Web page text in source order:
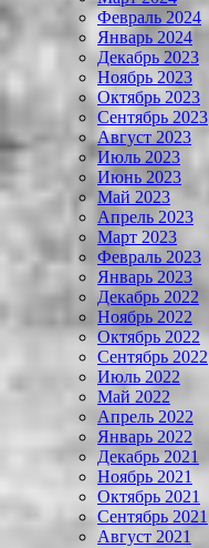
Февраль 2024
Январь 2024
Декабрь 2023
Ноябрь 2023
Октябрь 2023
Сентябрь 2023
Август 2023
Июль 2023
Июнь 2023
Май 2023
Апрель 2023
Март 2023
Февраль 2023
Январь 2023
Декабрь 2022
Ноябрь 2022
Октябрь 2022
Сентябрь 2022
Июль 2022
Май 2022
Апрель 2022
Январь 2022
Декабрь 2021
Ноябрь 2021
Октябрь 2021
Сентябрь 2021
Август 2021